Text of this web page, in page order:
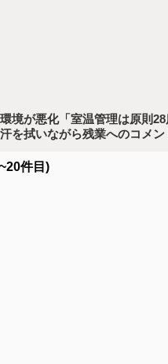
境が悪化「室温管理は原則
を拭いながら残業へのコメン
件目)